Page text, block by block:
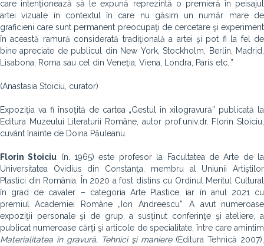
care intenţionează să le expună reprezintă o premieră în peisajul
artei vizuale în contextul în care nu găsim un număr mare de
graficieni care sunt permanent preocupaţi de cercetare şi experiment
în această ramură considerată tradiţională a artei şi pot fi la fel de
bine apreciate de publicul din New York, Stockholm, Berlin, Madrid,
Lisabona, Roma sau cel din Veneţia; Viena, Londra, Paris etc..”
(Anastasia Stoiciu, curator)
Expoziţia va fi însoţită de cartea „Gestul în xilogravură” publicată la
Editura Muzeului Literaturii Române, autor prof.univ.dr. Florin Stoiciu,
cuvânt înainte de Doina Păuleanu.
Florin Stoiciu (n. 1965) este profesor la Facultatea de Arte de la
Universitatea Ovidius din Constanţa, membru al Uniunii Artiştilor
Plastici din România. În 2020 a fost distins cu Ordinul Meritul Cultural
în grad de cavaler – categoria Arte Plastice, iar în anul 2021 cu
premiul Academiei Române „Ion Andreescu”. A avut numeroase
expoziţii personale şi de grup, a susţinut conferinţe şi ateliere, a
publicat numeroase cărţi şi articole de specialitate, între care amintim
Materialitatea în gravură, Tehnici şi maniere(Editura Tehnică 2007),